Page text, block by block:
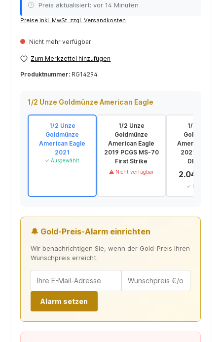
Preis aktualisiert: vor 14 Minuten
Preise inkl. MwSt. zzgl. Versandkosten
Nicht mehr verfügbar
Zum Merkzettel hinzufügen
Produktnummer: RG14294
1/2 Unze Goldmünze American Eagle
1/2 Unze
Goldmünze
American Eagle
2021
✓ Ausgewählt
1/2 Unze
Goldmünze
American Eagle
2019 PCGS MS-70
First Strike
⚠ Nicht verfügbar
1/2 Unze
Goldmünze
American
2021 *NEUES
DESIGN*
2.048,70
✓ Lieferbar
🔔 Gold-Preis-Alarm einrichten
Wir benachrichtigen Sie, wenn der Gold-Preis Ihren
Wunschpreis erreicht.
Alarm setzen